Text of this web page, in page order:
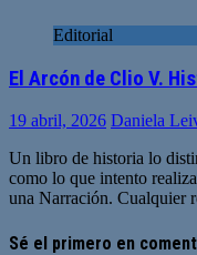
Editorial
El Arcón de Clio V.
19 abril, 2026 Daniela
Un libro de historia lo
como lo que intento
una Narración. Cualquier
Sé el primero en